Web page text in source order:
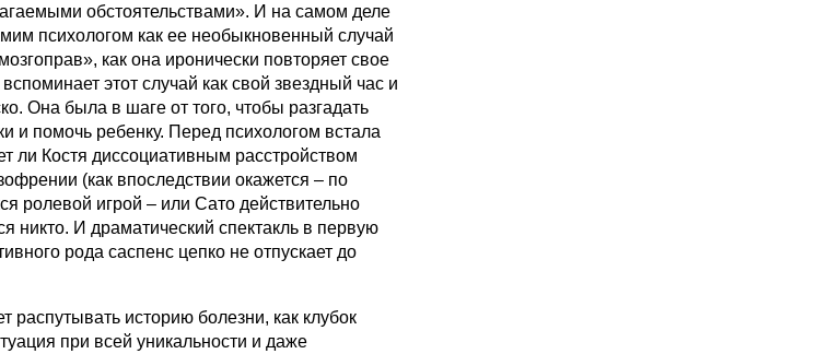
обстоятельствами». И на самом деле
психологом как ее необыкновенный случай
как она иронически повторяет свое
этот случай как свой звездный час и
Она была в шаге от того, чтобы разгадать
и помочь ребенку. Перед психологом встала
ли Костя диссоциативным расстройством
(как впоследствии окажется – по
ролевой игрой – или Сато действительно
никто. И драматический спектакль в первую
рода саспенс цепко не отпускает до
распутывать историю болезни, как клубок
при всей уникальности и даже